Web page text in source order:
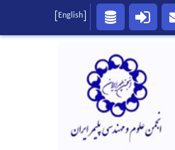
[English]